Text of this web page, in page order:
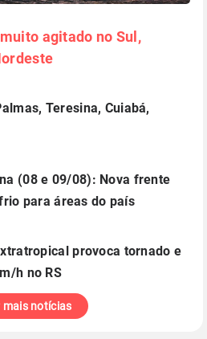
agitado no Sul,
Teresina, Cuiabá,
(08 e 09/08): Nova frente
para áreas do país
provoca tornado e
h no RS
mais notícias